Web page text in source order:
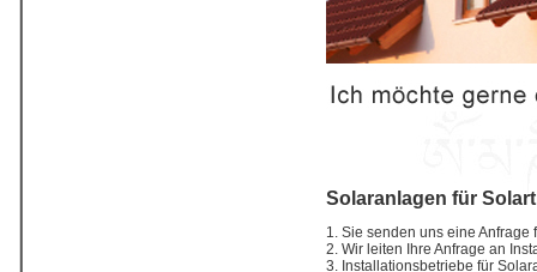
Solaranlagen für
1. Sie senden uns eine
2. Wir leiten Ihre Anfrage an
3. Installationsbetriebe für